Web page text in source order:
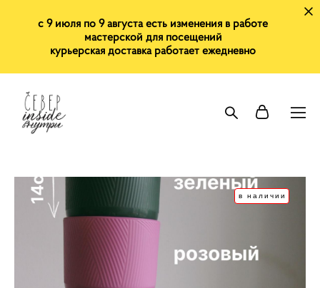
с 9 июля по 9 августа есть изменения в работе
мастерской для посещений
курьерская доставка работает ежедневно
в наличии